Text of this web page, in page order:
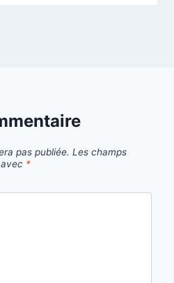
pas publiée. Les champs
*